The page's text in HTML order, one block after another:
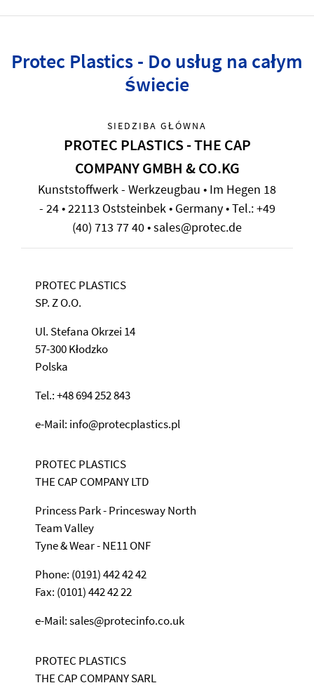
Protec Plastics - Do usług na całym
świecie
SIEDZIBA GŁÓWNA
PROTEC PLASTICS - THE CAP
COMPANY GMBH & CO.KG
Kunststoffwerk - Werkzeugbau • Im Hegen 18
- 24 • 22113 Oststeinbek • Germany • Tel.: +49
(40) 713 77 40 • sales@protec.de
PROTEC PLASTICS
SP. Z O.O.
Ul. Stefana Okrzei 14
57-300 Kłodzko
Polska
Tel.: +48 694 252 843
e-Mail: info@protecplastics.pl
PROTEC PLASTICS
THE CAP COMPANY LTD
Princess Park - Princesway North
Team Valley
Tyne & Wear - NE11 ONF
Phone: (0191) 442 42 42
Fax: (0101) 442 42 22
e-Mail: sales@protecinfo.co.uk
PROTEC PLASTICS
THE CAP COMPANY SARL